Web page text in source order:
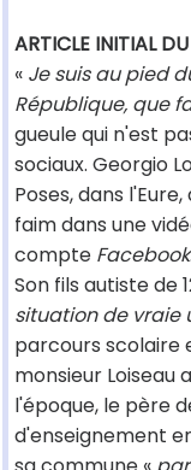
ARTICLE INITIAL
« Je suis au pied
République, que
gueule qui n'est
sociaux. Georgio
Poses, dans
faim dans une
compte Facebook
Son fils autiste de
situation de vraie
parcours scolaire
monsieur Loiseau
l'époque, le père
d'enseignement